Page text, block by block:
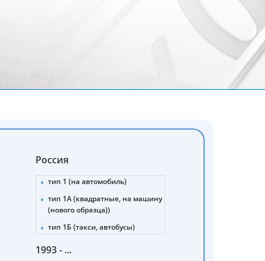
Россия
тип 1 (на автомобиль)
тип 1А (квадратные, на машину
(нового образца))
тип 1Б (такси, автобусы)
тип 2 (прицепы, полуприцепы)
1993 - ...